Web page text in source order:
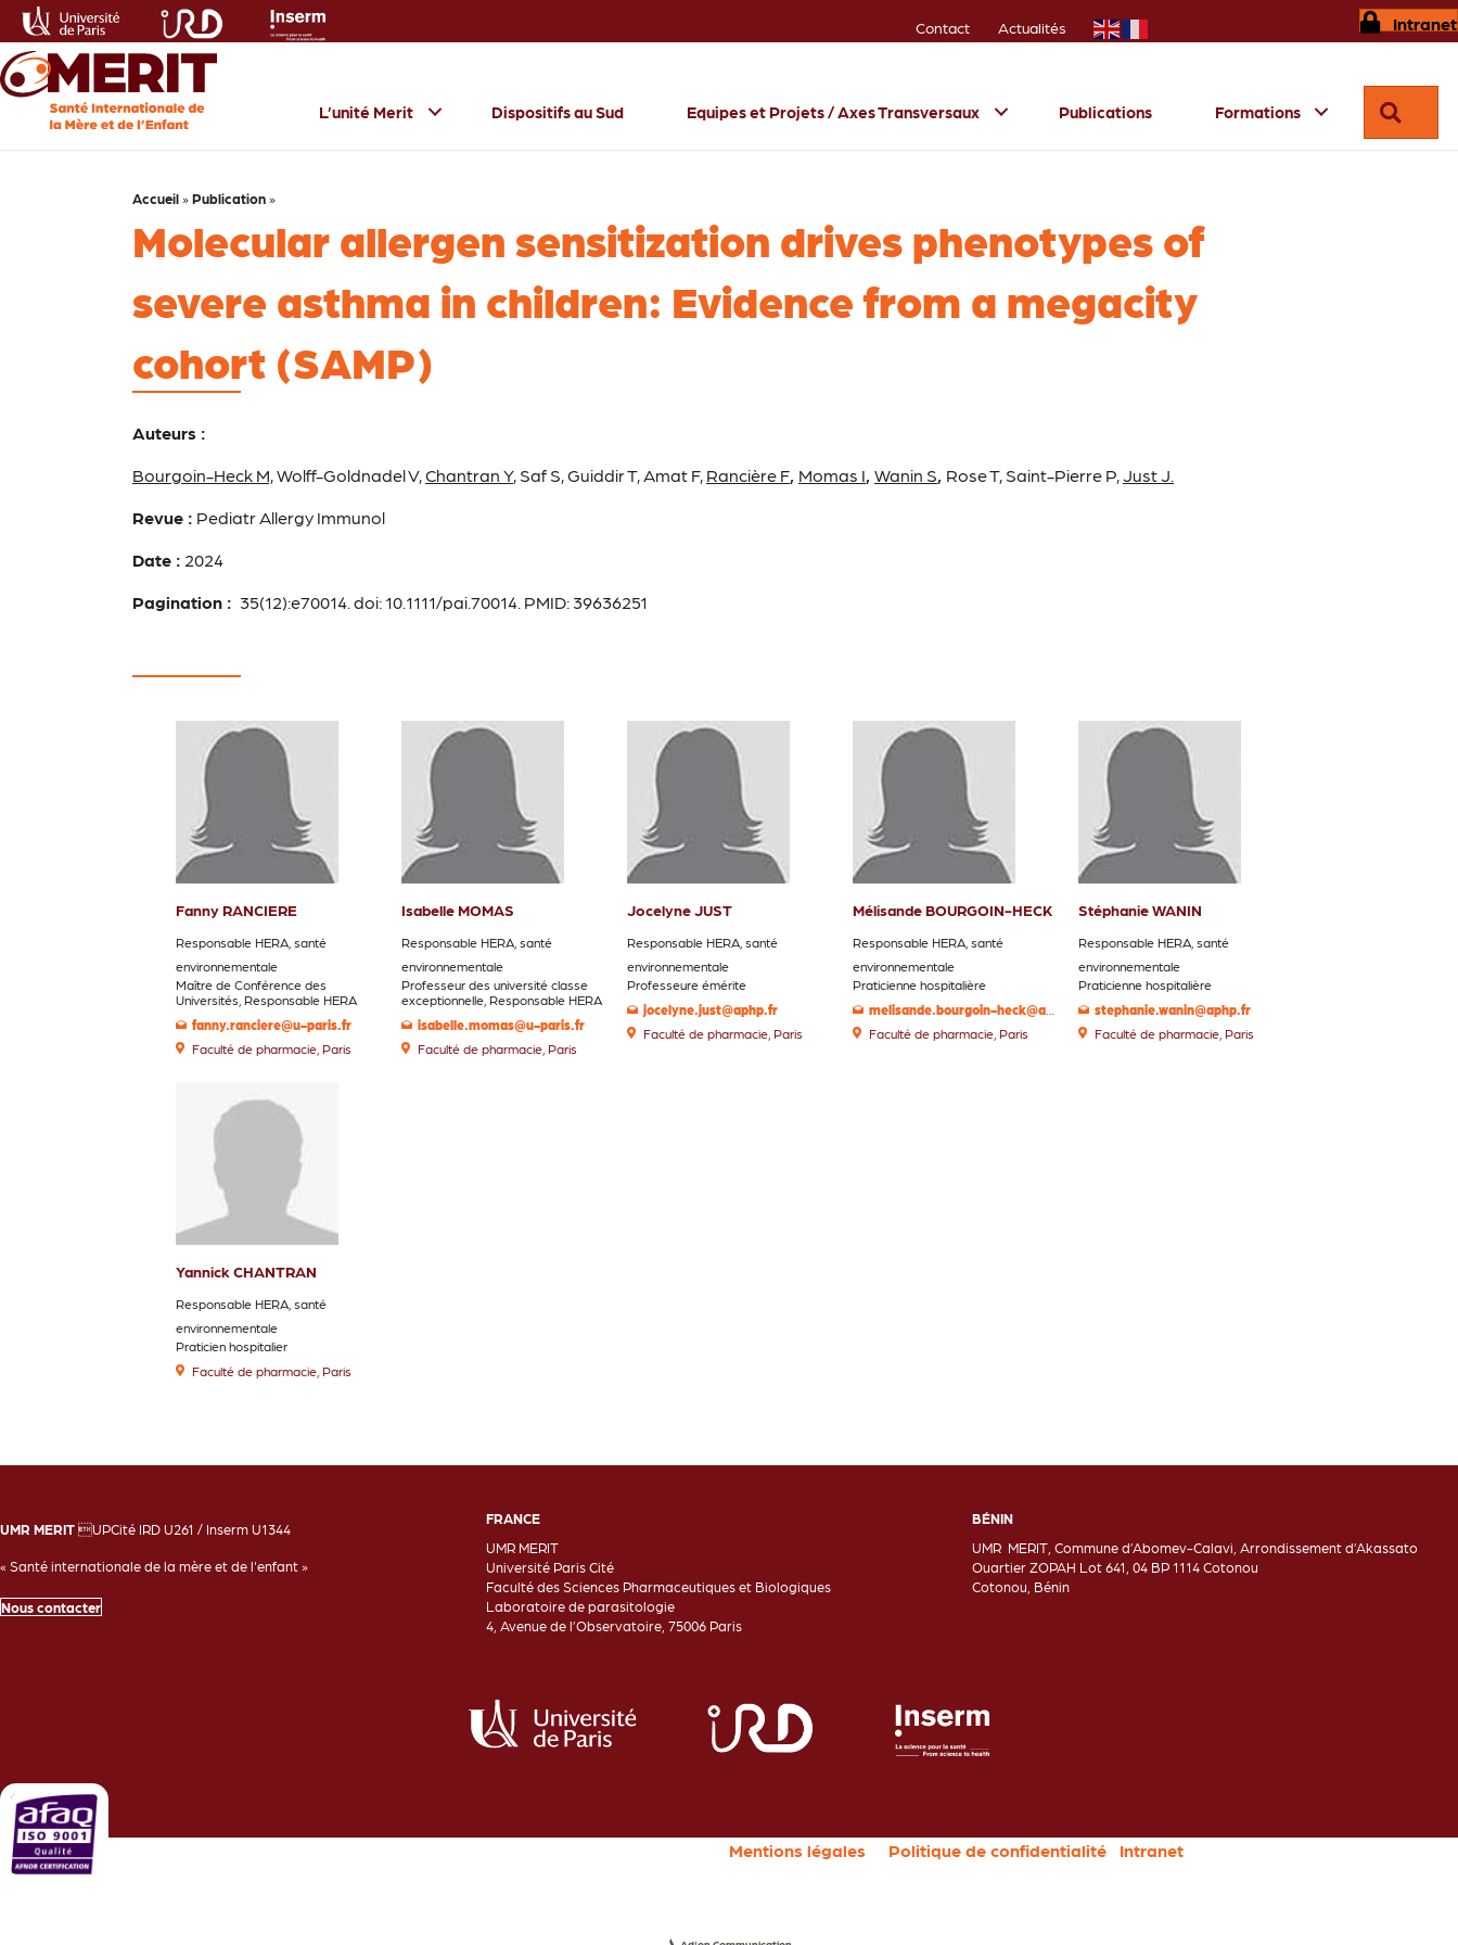
Contact Actualités Intranet
L’unité Merit Dispositifs au Sud Equipes et Projets / Axes Transversaux Publications Formations
Accueil » Publication »
Molecular allergen sensitization drives phenotypes of
severe asthma in children: Evidence from a megacity
cohort (SAMP)
Auteurs :
Bourgoin-Heck M, Wolff-Goldnadel V, Chantran Y, Saf S, Guiddir T, Amat F, Rancière F Momas I Wanin S Rose T, Saint-Pierre P, Just J.
Revue : Pediatr Allergy Immunol
Date : 2024
Pagination : 35(12):e70014. doi: 10.1111/pai.70014. PMID: 39636251
Fanny RANCIERE
Responsable HERA, santé
environnementale
Maître de Conférence des
Universités, Responsable HERA
fanny.ranciere@u-paris.fr
Faculté de pharmacie, Paris
Isabelle MOMAS
Responsable HERA, santé
environnementale
Professeur des université classe
exceptionnelle, Responsable HERA
isabelle.momas@u-paris.fr
Faculté de pharmacie, Paris
Jocelyne JUST
Responsable HERA, santé
environnementale
Professeure émérite
jocelyne.just@aphp.fr
Faculté de pharmacie, Paris
Mélisande BOURGOIN-HECK
Responsable HERA, santé
environnementale
Praticienne hospitalière
Faculté de pharmacie, Paris
Stéphanie WANIN
Responsable HERA, santé
environnementale
Praticienne hospitalière
stephanie.wanin@aphp.fr
Faculté de pharmacie, Paris
Yannick CHANTRAN
Responsable HERA, santé
environnementale
Praticien hospitalier
Faculté de pharmacie, Paris
UMR MERIT UPCité IRD U261 / Inserm U1344
« Santé internationale de la mère et de l'enfant »
Nous contacter
FRANCE
UMR MERIT
Université Paris Cité
Faculté des Sciences Pharmaceutiques et Biologiques
Laboratoire de parasitologie
4, Avenue de l’Observatoire, 75006 Paris
BÉNIN
UMR MERIT, Commune d’Abomev-Calavi, Arrondissement d’Akassato
Ouartier ZOPAH Lot 641, 04 BP 1114 Cotonou
Cotonou, Bénin
Mentions légales Politique de confidentialité Intranet